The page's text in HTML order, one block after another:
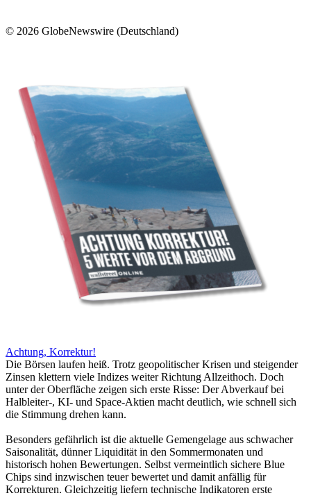
© 2026 GlobeNewswire (Deutschland)
Achtung, Korrektur!
Die Börsen laufen heiß. Trotz geopolitischer Krisen und steigender
Zinsen klettern viele Indizes weiter Richtung Allzeithoch. Doch
unter der Oberfläche zeigen sich erste Risse: Der Abverkauf bei
Halbleiter-, KI- und Space-Aktien macht deutlich, wie schnell sich
die Stimmung drehen kann.
Besonders gefährlich ist die aktuelle Gemengelage aus schwacher
Saisonalität, dünner Liquidität in den Sommermonaten und
historisch hohen Bewertungen. Selbst vermeintlich sichere Blue
Chips sind inzwischen teuer bewertet und damit anfällig für
Korrekturen. Gleichzeitig liefern technische Indikatoren erste